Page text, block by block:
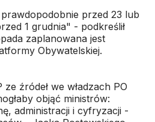
przed 23 lub
1 grudnia" - podkreślił
zaplanowana jest
Obywatelskiej.
ze źródeł we władzach PO
objąć ministrów:
administracji i cyfryzacji -